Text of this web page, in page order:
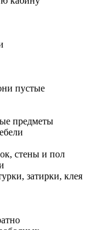
пустые
предметы
стены и пол
затирки, клея